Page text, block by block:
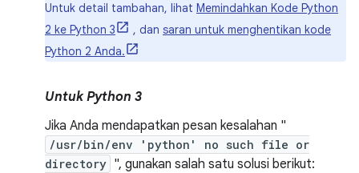
Untuk detail tambahan, lihat Memindahkan Kode Python
2 ke Python 3
, dan saran untuk menghentikan kode
Python 2 Anda.
Untuk Python 3
Jika Anda mendapatkan pesan kesalahan "
/usr/bin/env 'python' no such file or
directory ", gunakan salah satu solusi berikut: